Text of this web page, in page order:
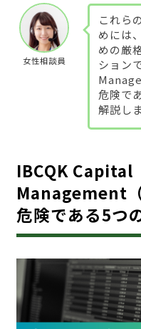
女性相談員
これら
めには
めの厳
ション
危険で
解説し
IBCQK Capital
Management
危険である5つ